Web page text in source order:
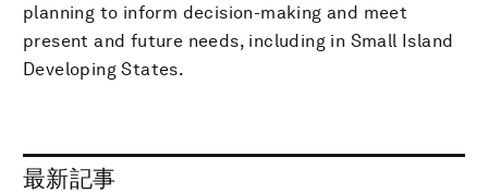
planning to inform decision-making and meet
present and future needs, including in Small Island
Developing States.
最新記事